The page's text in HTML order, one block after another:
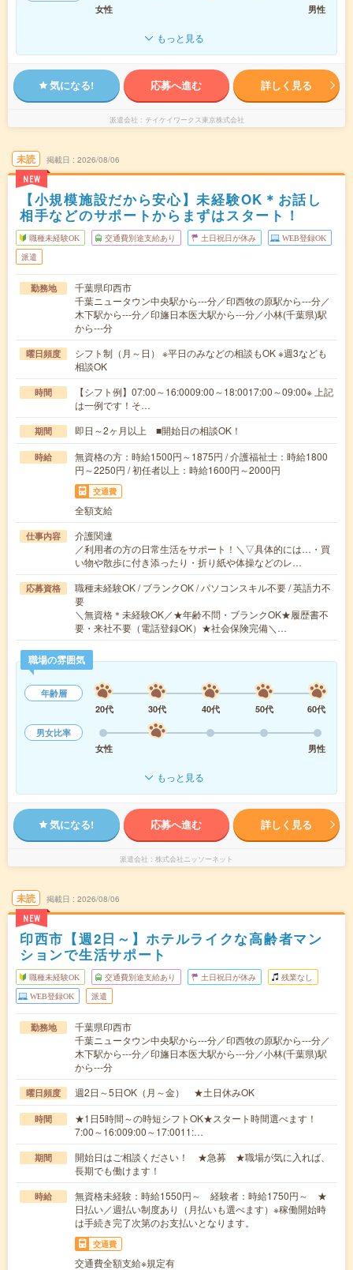
女性
男性
もっと見る
気になる! 応募へ進む 詳しく見る
派遣会社 テイケイワークス東京株式会社
未読
NEW
掲載日 2026/08/06
【小規模施設だから安心】未経験OK＊お話し
相手などのサポートからまずはスタート！
職種未経験OK 交通費別途支給あり 土日祝日が休み WEB登録OK
派遣
勤務地
千葉県印西市
千葉ニュータウン中央駅から---分／印西牧の原駅から---分／
木下駅から---分／印旛日本医大駅から---分／小林(千葉県)駅
から---分
曜日頻度
シフト制（月～日） ※平日のみなどの相談もOK ※週3なども
相談OK
時間
【シフト例】07:00～16:0009:00～18:0017:00～09:00※ 上記
は一例です！そ…
期間 即日～2ヶ月以上 ■開始日の相談OK！
時給
無資格の方：時給1500円～1875円 / 介護福祉士：時給1800
円～2250円 / 初任者以上：時給1600円～2000円
交通費
全額支給
仕事内容
介護関連
／利用者の方の日常生活をサポート！＼▽具体的には…・買
い物や散歩に付き添ったり・折り紙や体操などのレ…
応募資格
職種未経験OK / ブランクOK / パソコンスキル不要 / 英語力不
要
＼無資格＊未経験OK／★年齢不問・ブランクOK★履歴書不
要・来社不要（電話登録OK）★社会保険完備＼…
職場の雰囲気
年齢層
20代
30代 40代 50代
60代
男女比率
女性
男性
もっと見る
気になる! 応募へ進む 詳しく見る
派遣会社 株式会社ニッソーネット
未読
NEW
掲載日 2026/08/06
印西市【週2日～】ホテルライクな高齢者マン
ションで生活サポート
職種未経験OK 交通費別途支給あり 土日祝日が休み 残業なし
WEB登録OK 派遣
勤務地
千葉県印西市
千葉ニュータウン中央駅から---分／印西牧の原駅から---分／
木下駅から---分／印旛日本医大駅から---分／小林(千葉県)駅
から---分
曜日頻度 週2日～5日OK（月～金） ★土日休みOK
時間
★1日5時間～の時短シフトOK★スタート時間選べます！
7:00～16:009:00～17:0011:…
期間
開始日はご相談ください！ ★急募 ★職場が気に入れば、
長期でも働けます！
時給
無資格未経験：時給1550円～ 経験者：時給1750円～ ★
日払い／週払い制度あり（月払いも選べます）※稼働開始時
は手続き完了次第のお支払いとなります。
交通費
交通費全額支給※規定有